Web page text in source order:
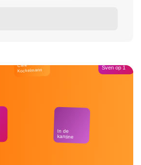
Café
Kockelmann
In de
kantine
Sven op 1